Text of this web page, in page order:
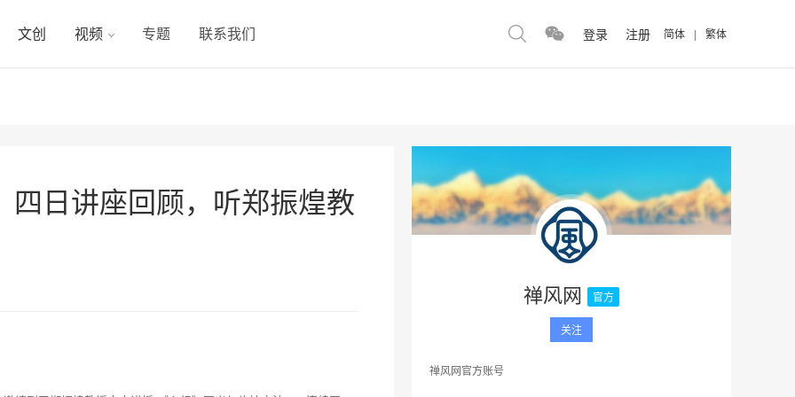
文创 视频 专题 联系我们 登录 注册 简体 | 繁体
日讲座回顾，听郑振煌教
禅风网 官方
关注
禅风网官方账号